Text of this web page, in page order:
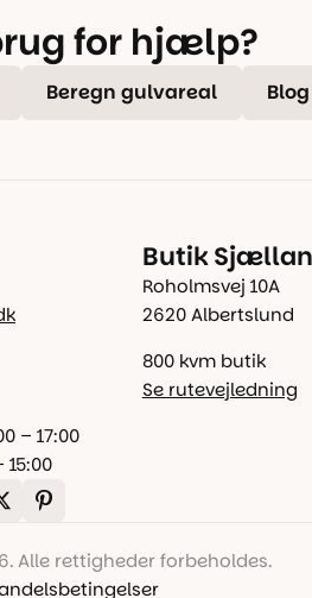
for hjælp?
Beregn gulvareal Blog
– 17:00
15:00
Butik
Roholmsvej 10A
2620 Albertslund
800 kvm butik
Se rutevejledning
Alle rettigheder forbeholdes.